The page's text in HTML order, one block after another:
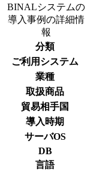
BINALシステムの
導入事例の詳細情
報
分類
ご利用システム
業種
取扱商品
貿易相手国
導入時期
サーバOS
DB
言語